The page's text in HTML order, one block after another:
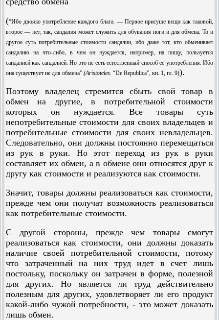
(“Ибо двояко употребление каждого блага. — Первое присуще вещи как таковой,
второе — нет; так, сандалия может служить для обувания ноги и для обмена. То и
другое суть потребительные стоимости сандалии, ибо даже тот, кто обменивает
сандалию на что-либо, в чем он нуждается, например, на пищу, пользуется
сандалией как сандалией. Но это не есть естественный способ ее употребления. Ибо
она сущест­вует не для обмена” (Aristoteles. “De Republica”, кн. 1, гл. 9)).
Поэтому владелец стремится сбыть свой товар в
обмен на другие, в потребительной стоимости
которых он нуждается. Все товары суть
непотребительные стоимости для своих владельцев и
потребительные стоимости для своих невладельцев.
Следовательно, они должны постоянно перемещаться
из рук в руки. Но этот переход из рук в руки
составляет их обмен, а в обмене они относятся друг к
другу как стоимости и реализуются как стоимости.
Значит, товары должны реализоваться как стоимости,
прежде чем они получат возможность реализоваться
как потребительные стоимости.
С другой стороны, прежде чем товары смогут
реализоваться как стоимости, они должны доказать
наличие своей потребительной стоимости, потому
что затраченный на них труд идет в счет лишь
постольку, поскольку он затрачен в форме, полезной
для других. Но является ли труд действительно
полезным для других, удовлетворяет ли его продукт
какой-либо чужой потребности, - это может доказать
лишь обмен.